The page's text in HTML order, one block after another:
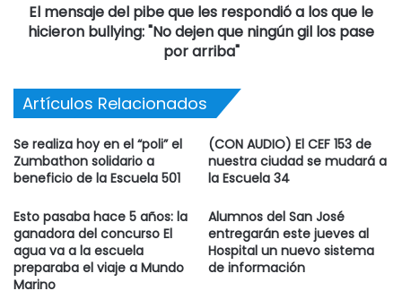
El mensaje del pibe que les respondió a los que le
hicieron bullying: "No dejen que ningún gil los pase
por arriba"
Artículos Relacionados
Se realiza hoy en el “poli” el
Zumbathon solidario a
beneficio de la Escuela 501
(CON AUDIO) El CEF 153 de
nuestra ciudad se mudará a
la Escuela 34
Esto pasaba hace 5 años: la
ganadora del concurso El
agua va a la escuela
preparaba el viaje a Mundo
Marino
Alumnos del San José
entregarán este jueves al
Hospital un nuevo sistema
de información